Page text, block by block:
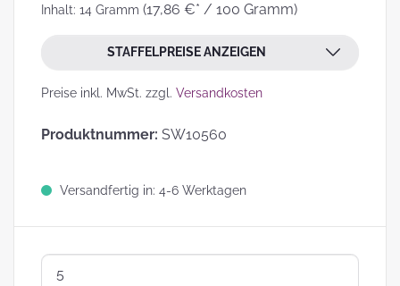
Inhalt: 14 Gramm (17,86 €* / 100 Gramm)
STAFFELPREISE ANZEIGEN
Preise inkl. MwSt. zzgl. Versandkosten
Produktnummer: SW10560
Versandfertig in: 4-6 Werktagen